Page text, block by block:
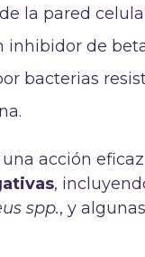
la pared
inhibidor de
bacterias
acción
,
spp., y